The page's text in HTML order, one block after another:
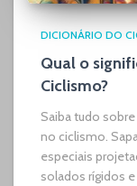
DICIONÁRIO DO
Qual o
Ciclismo?
Saiba tudo
no ciclismo.
especiais
solados rígidos